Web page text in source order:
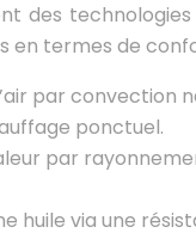
des
en termes de
par convection
ponctuel.
par
huile via une